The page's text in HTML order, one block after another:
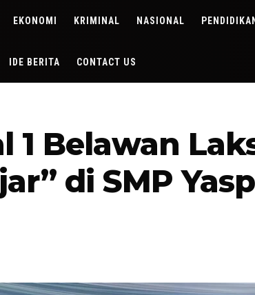
EKONOMI KRIMINAL NASIONAL
IDE BERITA CONTACT US
1 Belawan
di SMP